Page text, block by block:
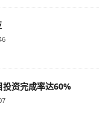
资完成率达60%